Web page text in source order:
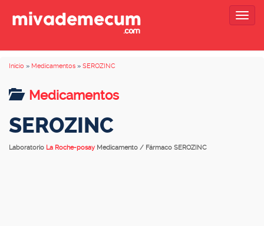
Inicio » Medicamentos » SEROZINC
Medicamentos
SEROZINC
Laboratorio La Roche-posay Medicamento / Fármaco SEROZINC